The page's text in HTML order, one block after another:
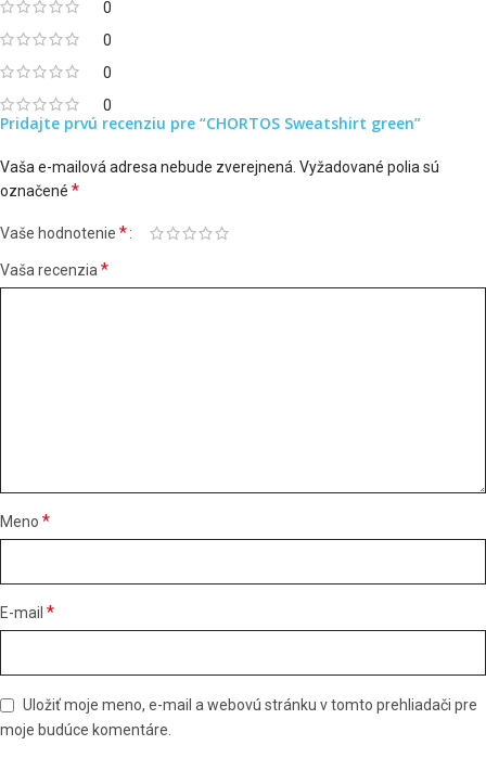
0
0
0
0
Pridajte prvú recenziu pre “CHORTOS Sweatshirt green”
Vaša e-mailová adresa nebude zverejnená. Vyžadované polia sú
označené *
Vaše hodnotenie *
Vaša recenzia *
Meno *
E-mail *
Uložiť moje meno, e-mail a webovú stránku v tomto prehliadači pre
moje budúce komentáre.